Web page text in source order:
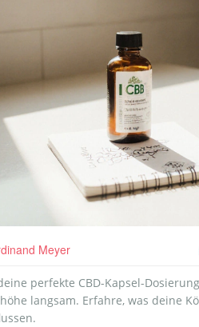
Meyer
perfekte CBD-Kapsel-
langsam. Erfahre, was deine